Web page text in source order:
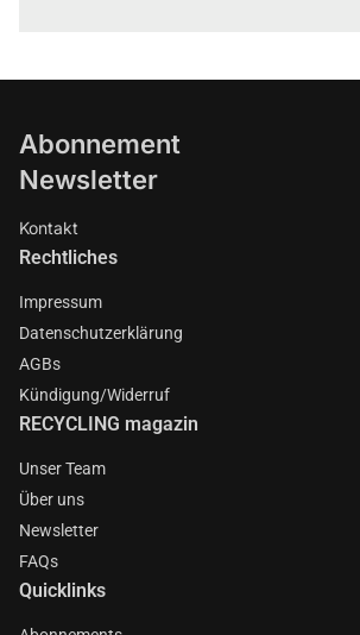
Abonnement
Newsletter
Kontakt
Rechtliches
Impressum
Datenschutzerklärung
AGBs
Kündigung/Widerruf
RECYCLING magazin
Unser Team
Über uns
Newsletter
FAQs
Quicklinks